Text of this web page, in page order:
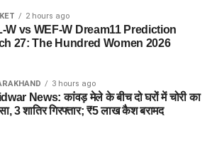
2 hours ago
W vs WEF-W Dream11 Prediction
27: The Hundred Women 2026
3 hours ago
News: कांवड़ मेले के बीच दो घरों में चोरी का
3 शातिर गिरफ्तार; ₹5 लाख कैश बरामद